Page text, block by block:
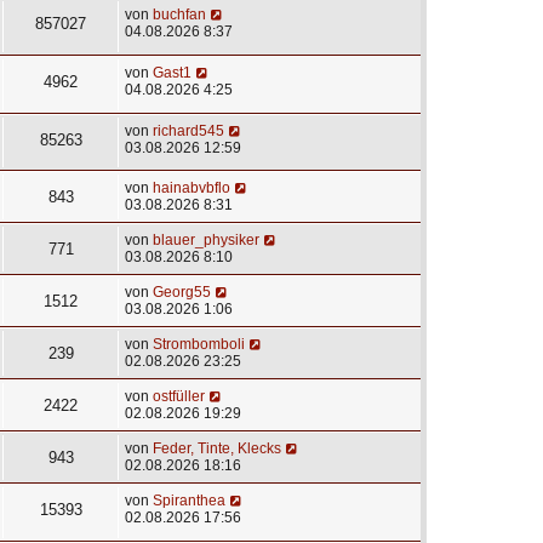
857027 von buchfan
04.08.2026 8:37
4962 von Gast1
04.08.2026 4:25
85263 von richard545
03.08.2026 12:59
843 von hainabvbflo
03.08.2026 8:31
771 von blauer_physiker
03.08.2026 8:10
1512 von Georg55
03.08.2026 1:06
239 von Strombomboli
02.08.2026 23:25
2422 von ostfüller
02.08.2026 19:29
943 von Feder, Tinte, Klecks
02.08.2026 18:16
15393 von Spiranthea
02.08.2026 17:56